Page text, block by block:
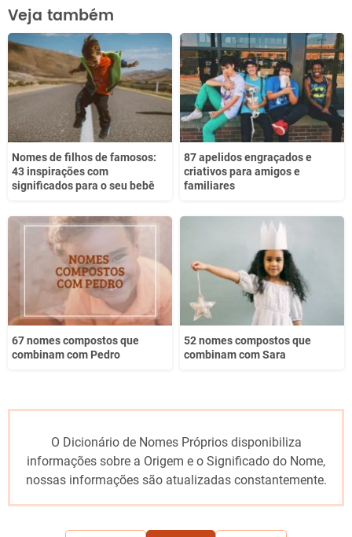
Este conteúdo contém informação incorreta
Este conteúdo não tem a informação que procuro
Outro
Veja também
Nomes de filhos de famosos:
43 inspirações com
significados para o seu bebê
87 apelidos engraçados e
criativos para amigos e
familiares
67 nomes compostos que
combinam com Pedro
52 nomes compostos que
combinam com Sara
O Dicionário de Nomes Próprios disponibiliza
informações sobre a Origem e o Significado do Nome,
nossas informações são atualizadas constantemente.